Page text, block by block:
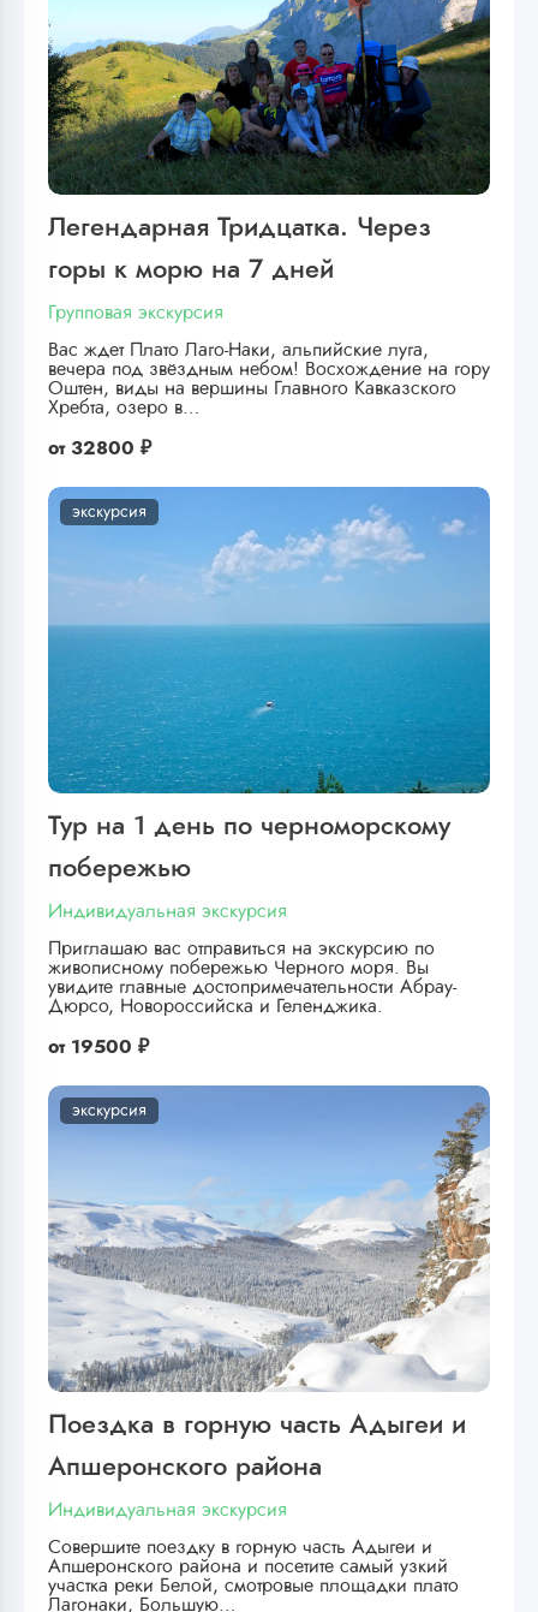
Легендарная Тридцатка. Через
горы к морю на 7 дней
Групповая экскурсия
Вас ждет Плато Лаго-Наки, альпийские луга,
вечера под звёздным небом! Восхождение на гору
Оштен, виды на вершины Главного Кавказского
Хребта, озеро в…
от 32800 ₽
экскурсия
Тур на 1 день по черноморскому
побережью
Индивидуальная экскурсия
Приглашаю вас отправиться на экскурсию по
живописному побережью Черного моря. Вы
увидите главные достопримечательности Абрау-
Дюрсо, Новороссийска и Геленджика.
от 19500 ₽
экскурсия
Поездка в горную часть Адыгеи и
Апшеронского района
Индивидуальная экскурсия
Совершите поездку в горную часть Адыгеи и
Апшеронского района и посетите самый узкий
участка реки Белой, смотровые площадки плато
Лагонаки, Большую…